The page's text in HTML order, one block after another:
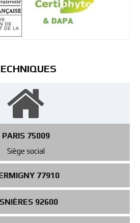
PARIS 75009
Siège social
77910
92600